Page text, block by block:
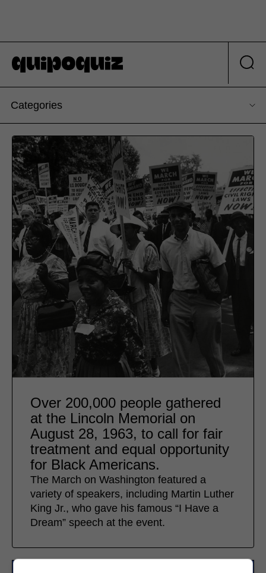
Categories
Over 200,000 people gathered
at the Lincoln Memorial on
August 28, 1963, to call for fair
treatment and equal opportunity
for Black Americans.
The March on Washington featured a
variety of speakers, including Martin Luther
King Jr., who gave his famous “I Have a
Dream” speech at the event.